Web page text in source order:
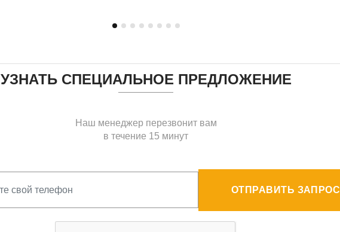
УЗНАТЬ СПЕЦИАЛЬНОЕ ПРЕДЛОЖЕНИЕ
Наш менеджер перезвонит вам
в течение 15 минут
ОТПРАВИТЬ ЗАПРОС